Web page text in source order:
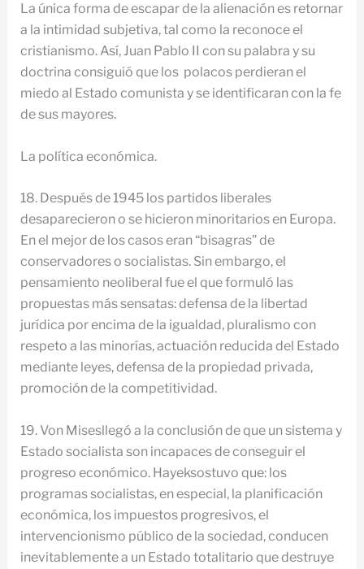
La única forma de escapar de la alienación es retornar
a la intimidad subjetiva, tal como la reconoce el
cristianismo. Así, Juan Pablo II con su palabra y su
doctrina consiguió que los polacos perdieran el
miedo al Estado comunista y se identificaran con la fe
de sus mayores.
La política económica.
18. Después de 1945 los partidos liberales
desaparecieron o se hicieron minoritarios en Europa.
En el mejor de los casos eran “bisagras” de
conservadores o socialistas. Sin embargo, el
pensamiento neoliberal fue el que formuló las
propuestas más sensatas: defensa de la libertad
jurídica por encima de la igualdad, pluralismo con
respeto a las minorías, actuación reducida del Estado
mediante leyes, defensa de la propiedad privada,
promoción de la competitividad.
19. Von Misesllegó a la conclusión de que un sistema y
Estado socialista son incapaces de conseguir el
progreso económico. Hayeksostuvo que: los
programas socialistas, en especial, la planificación
económica, los impuestos progresivos, el
intervencionismo público de la sociedad, conducen
inevitablemente a un Estado totalitario que destruye